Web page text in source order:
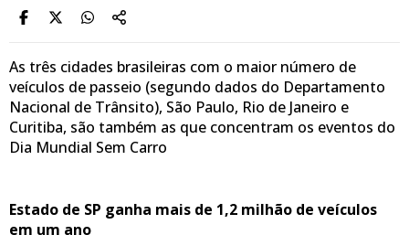
As três cidades brasileiras com o maior número de
veículos de passeio (segundo dados do Departamento
Nacional de Trânsito), São Paulo, Rio de Janeiro e
Curitiba, são também as que concentram os eventos do
Dia Mundial Sem Carro
Estado de SP ganha mais de 1,2 milhão de veículos
em um ano